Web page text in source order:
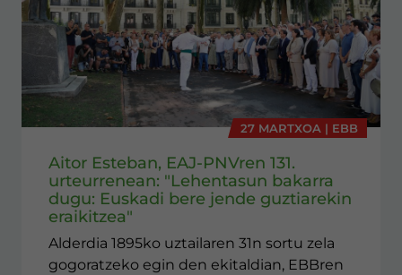
27 MARTXOA | EBB
Aitor Esteban, EAJ-PNVren 131.
urteurrenean: "Lehentasun bakarra
dugu: Euskadi bere jende guztiarekin
eraikitzea"
Alderdia 1895ko uztailaren 31n sortu zela
gogoratzeko egin den ekitaldian, EBBren